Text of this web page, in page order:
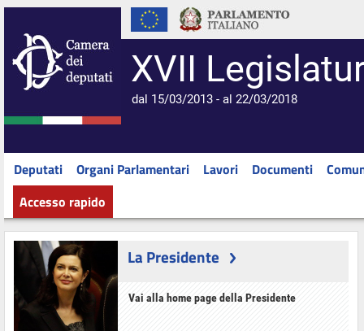
XVII
dal 15/03/2013 - al 22/03/2018
Deputati Organi Parlamentari Lavori Documenti
Accesso rapido
La Presidente
Vai alla home page della Presidente